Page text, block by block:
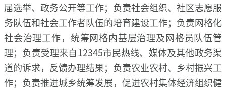
届选举、政务公开等工作；负责社会组织、社区志愿服
务队伍和社会工作者队伍的培育建设工作；负责网格化
社会治理工作，统筹网格内基层治理及网格员队伍管
理；负责受理来自12345市民热线、媒体及其他政务渠
道的诉求，反馈办理结果；负责农业农村、乡村振兴工
作；负责推进城乡统筹发展，促进农村集体经济组织健